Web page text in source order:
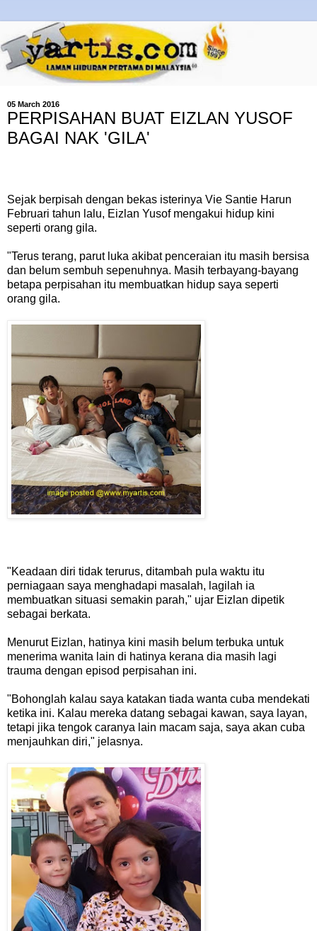
05 March 2016
PERPISAHAN BUAT EIZLAN YUSOF
BAGAI NAK 'GILA'
Sejak berpisah dengan bekas isterinya Vie Santie Harun
Februari tahun lalu, Eizlan Yusof mengakui hidup kini
seperti orang gila.
"Terus terang, parut luka akibat penceraian itu masih bersisa
dan belum sembuh sepenuhnya. Masih terbayang-bayang
betapa perpisahan itu membuatkan hidup saya seperti
orang gila.
"Keadaan diri tidak terurus, ditambah pula waktu itu
perniagaan saya menghadapi masalah, lagilah ia
membuatkan situasi semakin parah," ujar Eizlan dipetik
sebagai berkata.
Menurut Eizlan, hatinya kini masih belum terbuka untuk
menerima wanita lain di hatinya kerana dia masih lagi
trauma dengan episod perpisahan ini.
"Bohonglah kalau saya katakan tiada wanta cuba mendekati
ketika ini. Kalau mereka datang sebagai kawan, saya layan,
tetapi jika tengok caranya lain macam saja, saya akan cuba
menjauhkan diri," jelasnya.